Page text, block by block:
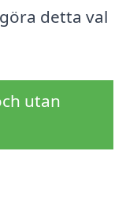
detta val
utan